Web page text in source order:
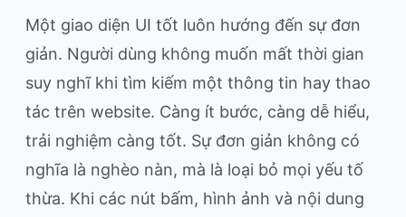
Một giao diện UI tốt luôn hướng đến sự đơn
giản. Người dùng không muốn mất thời gian
suy nghĩ khi tìm kiếm một thông tin hay thao
tác trên website. Càng ít bước, càng dễ hiểu,
trải nghiệm càng tốt. Sự đơn giản không có
nghĩa là nghèo nàn, mà là loại bỏ mọi yếu tố
thừa. Khi các nút bấm, hình ảnh và nội dung